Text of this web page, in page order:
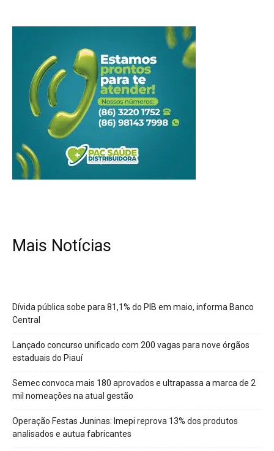
Mais Notícias
Dívida pública sobe para 81,1% do PIB em maio, informa Banco
Central
Lançado concurso unificado com 200 vagas para nove órgãos
estaduais do Piauí
Semec convoca mais 180 aprovados e ultrapassa a marca de 2
mil nomeações na atual gestão
Operação Festas Juninas: Imepi reprova 13% dos produtos
analisados e autua fabricantes